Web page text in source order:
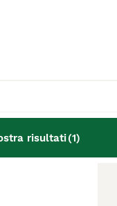
risultati(1)
come razza
corto che